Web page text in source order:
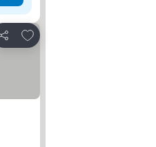
Partager
Ajouter à mes favoris